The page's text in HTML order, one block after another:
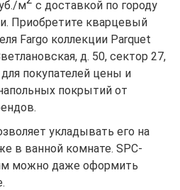
м
с доставкой по городу
Приобретите кварцевый
Fargo коллекции Parquet
д. 50, сектор 27,
покупателей цены и
покрытий от
укладывать его на
в ванной комнате. SPC-
можно даже оформить